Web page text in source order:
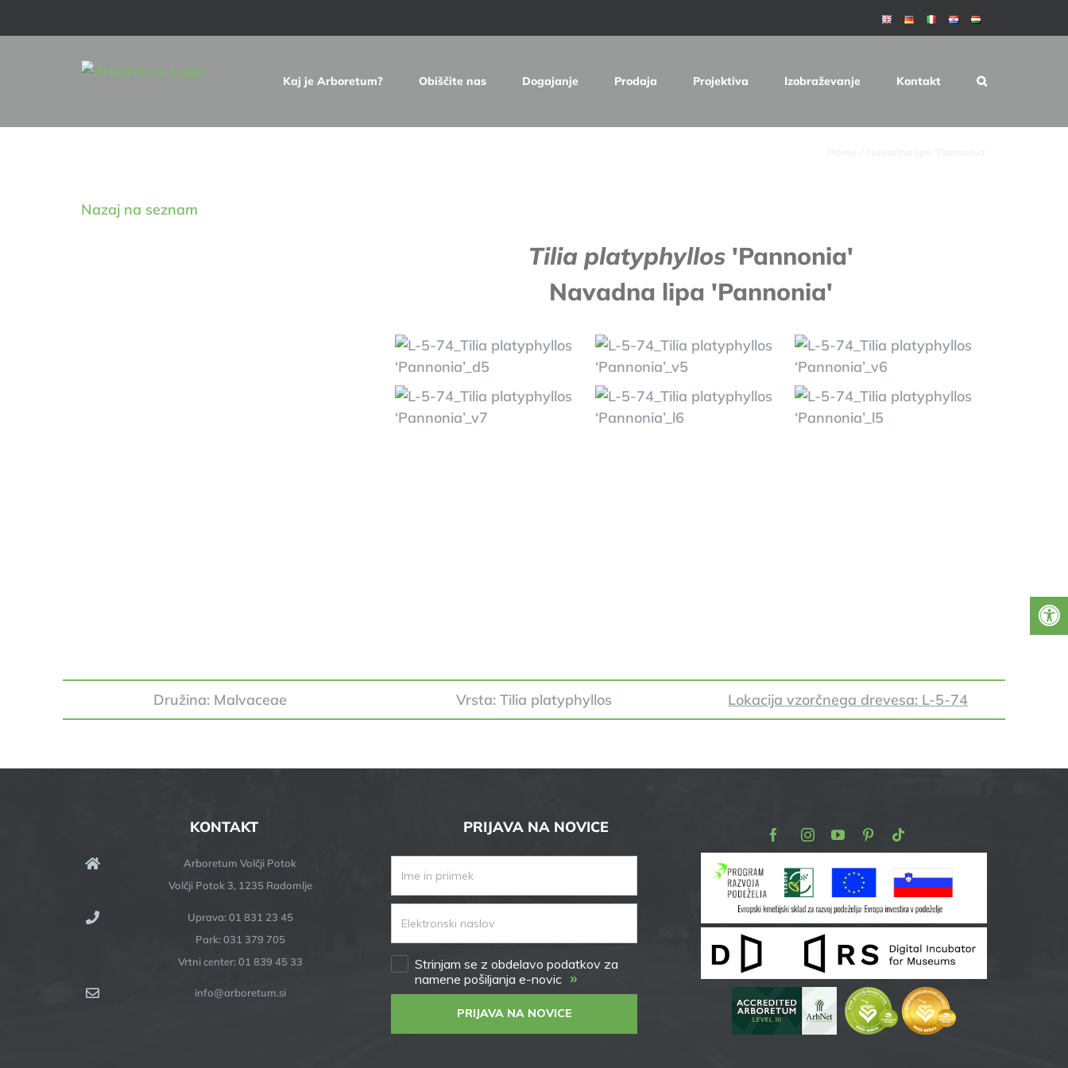
to
Kaj je Arboretum? Obiščite nas Dogajanje Prodaja Projektiva Izobraževanje Kontakt
Nazaj na seznam
Tilia platyphyllos 'Pannonia'
Navadna lipa 'Pannonia'
Družina: Malvaceae Vrsta: Tilia platyphyllos Lokacija vzorčnega drevesa: L-5-74
KONTAKT
Arboretum Volčji Potok
Volčji Potok 3, 1235 Radomlje
Uprava: 01 831 23 45
Park: 031 379 705
Vrtni center: 01 839 45 33
info@arboretum.si
PRIJAVA NA NOVICE
Strinjam se z obdelavo podatkov za
namene pošiljanja e-novic »
PRIJAVA NA NOVICE
FacebookInstagram
YoutubePinterest